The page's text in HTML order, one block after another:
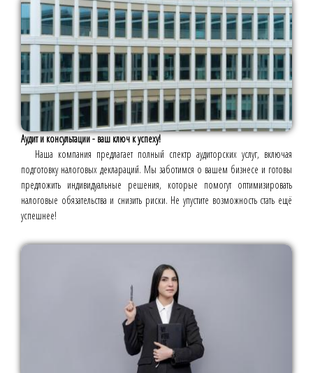
Аудит и консультации - ваш ключ к успеху!
Наша компания предлагает полный спектр аудиторских услуг, включая
подготовку налоговых деклараций. Мы заботимся о вашем бизнесе и готовы
предложить индивидуальные решения, которые помогут оптимизировать
налоговые обязательства и снизить риски. Не упустите возможность стать ещё
успешнее!